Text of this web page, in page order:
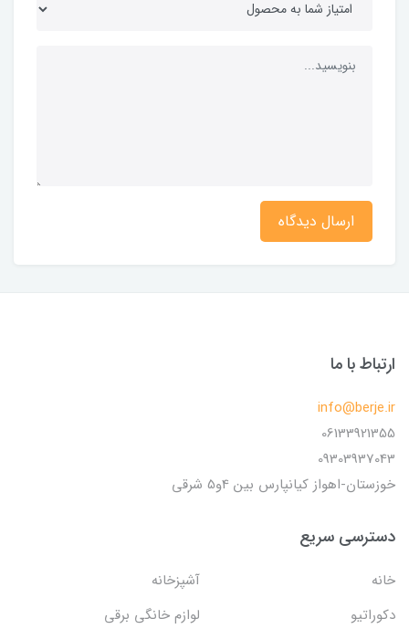
ارسال دیدگاه
ارتباط با ما
info@berje.ir
06133921355
09303937043
خوزستان-اهواز کیانپارس بین 4و5 شرقی
دسترسی سریع
خانه
آشپزخانه
دکوراتیو
لوازم خانگی برقی